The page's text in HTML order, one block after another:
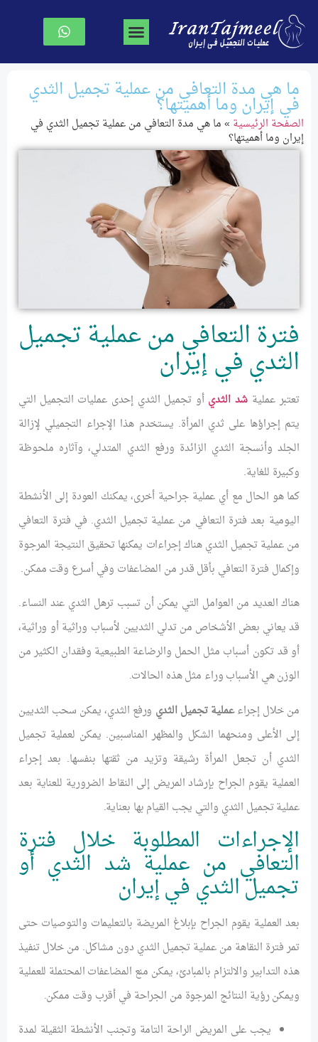
ما هي مدة التعافي من عملية تجميل الثدي
في إيران وما أهميتها؟
الصفحة الرئیسیة »ما هي مدة التعافي من عملية تجميل الثدي في
إيران وما أهميتها؟
فترة التعافي من عملية تجميل
الثدي في إيران
تعتبر عملية شد الثدي أو تجميل الثدي إحدى عمليات التجميل التي
يتم إجراؤها على ثدي المرأة. يستخدم هذا الإجراء التجميلي لإزالة
الجلد وأنسجة الثدي الزائدة ورفع الثدي المتدلي، وآثاره ملحوظة
وكبيرة للغاية.
كما هو الحال مع أي عملية جراحية أخرى، يمكنك العودة إلى الأنشطة
اليومية بعد فترة التعافي من عملية تجميل الثدي. في فترة التعافي
من عملية تجميل الثدي هناك إجراءات يمكنها تحقيق النتيجة المرجوة
وإكمال فترة التعافي بأقل قدر من المضاعفات وفي أسرع وقت ممكن.
هناك العديد من العوامل التي يمكن أن تسبب ترهل الثدي عند النساء.
قد يعاني بعض الأشخاص من تدلي الثديين لأسباب وراثية أو وراثية،
أو قد تكون أسباب مثل الحمل والرضاعة الطبيعية وفقدان الكثير من
الوزن هي الأسباب وراء مثل هذه الحالات.
من خلال إجراءعملية تجميل الثدي ورفع الثدي، يمكن سحب الثديين
إلى الأعلى ومنحهما الشكل والمظهر المناسبين. يمكن لعملية تجميل
الثدي أن تجعل المرأة رشيقة وتزيد من ثقتها بنفسها. بعد إجراء
العملية يقوم الجراح بإرشاد المريض إلى النقاط الضرورية للعناية بعد
عملية تجميل الثدي والتي يجب القيام بها بعناية.
الإجراءات المطلوبة خلال فترة
التعافي من عملية شد الثدي أو
تجميل الثدي في إيران
بعد العملية يقوم الجراح بإبلاغ المريضة بالتعليمات والتوصيات حتى
تمر فترة النقاهة من عملية تجميل الثدي دون مشاكل. من خلال تنفيذ
هذه التدابير والالتزام بالمبادئ، يمكن منع المضاعفات المحتملة للعملية
ويمكن رؤية النتائج المرجوة من الجراحة في أقرب وقت ممكن.
يجب على المريض الراحة التامة وتجنب الأنشطة الثقيلة لمدة